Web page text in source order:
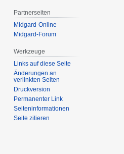
Partnerseiten
Midgard-Online
Midgard-Forum
Werkzeuge
Links auf diese Seite
Änderungen an
verlinkten Seiten
Druckversion
Permanenter Link
Seiten­­informationen
Seite zitieren